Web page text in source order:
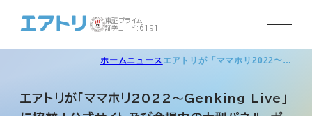
東証プライム
証券コード:6191
ホームニュース エアトリが「ママホリ2022〜…
エアトリが「ママホリ2022〜Genking Live」